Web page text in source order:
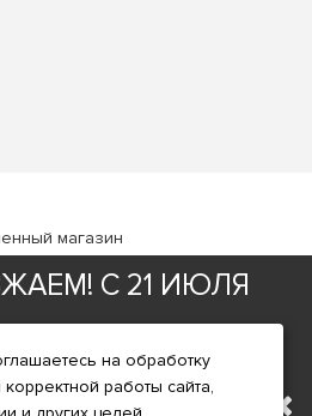
С 21 ИЮЛЯ
РАБОТАТЬ
АДРЕСУ.
магазин
на обработку
работы сайта,